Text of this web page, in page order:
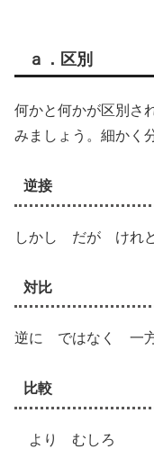
ａ．区別
何かと何かが区別さ
みましょう。細かく
逆接
しかし だが けれ
対比
逆に ではなく 一
比較
より むしろ